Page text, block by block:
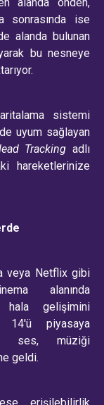
sonrasında ise
alanda bulunan
bu nesneye
sistemi
uyum sağlayan
Tracking adlı
hareketlerinize
veya Netflix gibi
alanında
gelişimini
14'ü piyasaya
ses, müziği
geldi.